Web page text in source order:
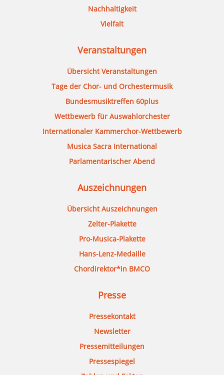
Nachhaltigkeit
Vielfalt
Veranstaltungen
Übersicht Veranstaltungen
Tage der Chor- und Orchestermusik
Bundesmusiktreffen 60plus
Wettbewerb für Auswahlorchester
Internationaler Kammerchor-Wettbewerb
Musica Sacra International
Parlamentarischer Abend
Auszeichnungen
Übersicht Auszeichnungen
Zelter-Plakette
Pro-Musica-Plakette
Hans-Lenz-Medaille
Chordirektor*in BMCO
Presse
Pressekontakt
Newsletter
Pressemitteilungen
Pressespiegel